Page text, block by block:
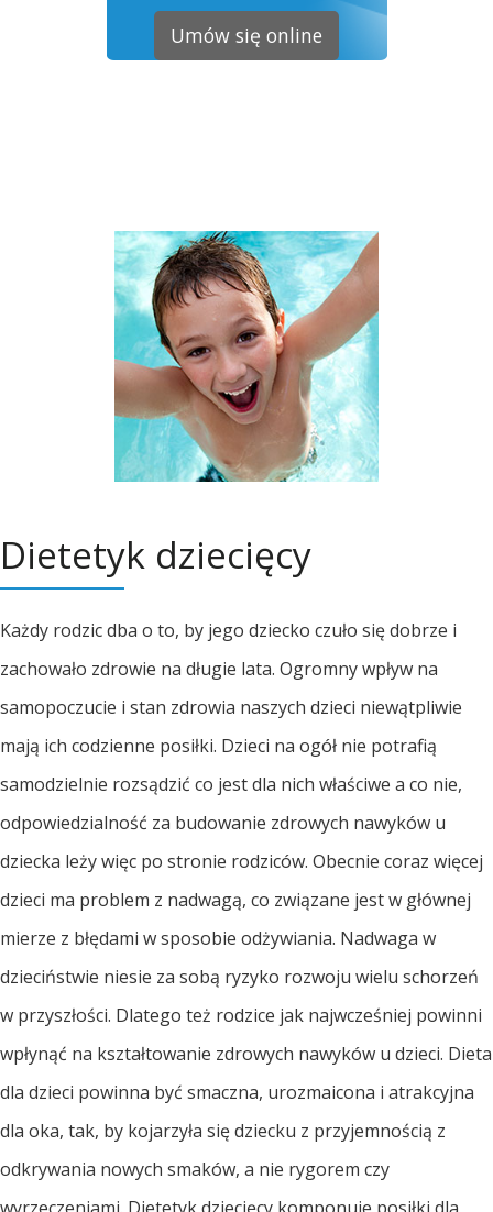
Umów się online
Dietetyk dziecięcy
Każdy rodzic dba o to, by jego dziecko czuło się dobrze i
zachowało zdrowie na długie lata. Ogromny wpływ na
samopoczucie i stan zdrowia naszych dzieci niewątpliwie
mają ich codzienne posiłki. Dzieci na ogół nie potrafią
samodzielnie rozsądzić co jest dla nich właściwe a co nie,
odpowiedzialność za budowanie zdrowych nawyków u
dziecka leży więc po stronie rodziców. Obecnie coraz więcej
dzieci ma problem z nadwagą, co związane jest w głównej
mierze z błędami w sposobie odżywiania. Nadwaga w
dzieciństwie niesie za sobą ryzyko rozwoju wielu schorzeń
w przyszłości. Dlatego też rodzice jak najwcześniej powinni
wpłynąć na kształtowanie zdrowych nawyków u dzieci. Dieta
dla dzieci powinna być smaczna, urozmaicona i atrakcyjna
dla oka, tak, by kojarzyła się dziecku z przyjemnością z
odkrywania nowych smaków, a nie rygorem czy